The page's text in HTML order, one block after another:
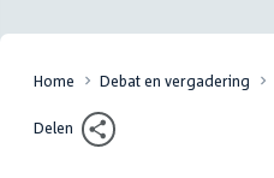
Home Debat en vergadering
Delen